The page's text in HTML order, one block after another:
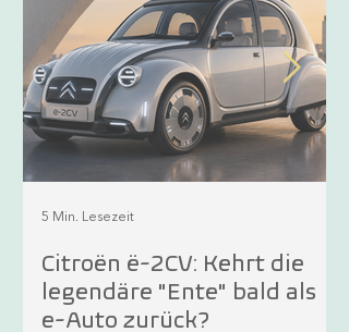
Citroën ë-2CV: Kehrt die
legendäre "Ente" bald als
e-Auto zurück?
5 Min. Lesezeit